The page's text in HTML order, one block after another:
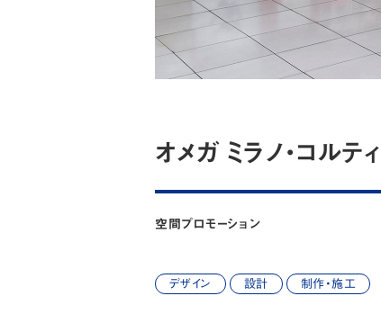
オメガ ミラノ・コルテ
空間プロモーション
デザイン 設計 制作・施工